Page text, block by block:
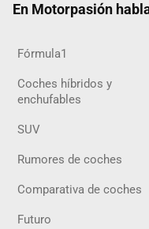
En Motorpasión
Fórmula1
Coches híbridos y
enchufables
SUV
Rumores de coches
Comparativa de coches
Futuro